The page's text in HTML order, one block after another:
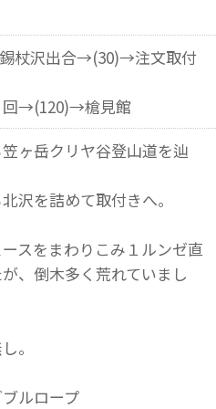
杖沢出合→(30)→注文取付
回→(120)→槍見館
ヶ岳クリヤ谷登山道を辿
沢を詰めて取付きへ。
スをまわりこみ１ルンゼ直
、倒木多く荒れていまし
。
ルロープ